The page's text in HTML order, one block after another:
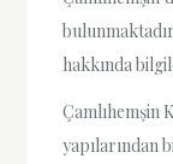
hakkında
Çamlıhemşin
yapılarından